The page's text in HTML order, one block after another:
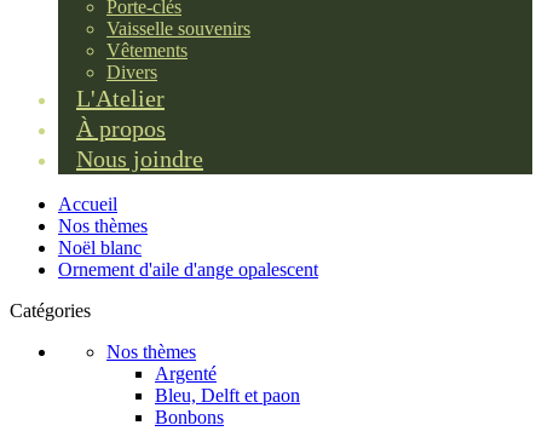
Porte-clés
Vaisselle souvenirs
Vêtements
Divers
L'Atelier
À propos
Nous joindre
Accueil
Nos thèmes
Noël blanc
Ornement d'aile d'ange opalescent
Catégories
Nos thèmes
Argenté
Bleu, Delft et paon
Bonbons